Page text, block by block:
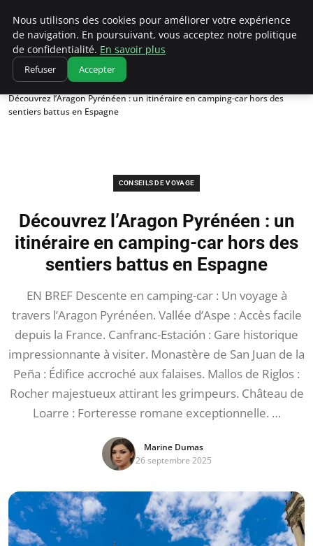
Correze Co
Accueil
Conseils de voyage
Découvrez l’Aragon Pyrénéen : un itinéraire en camping-car hors des
sentiers battus en Espagne
CONSEILS DE VOYAGE
Découvrez l’Aragon Pyrénéen : un
itinéraire en camping-car hors des
sentiers battus en Espagne
EN BREF Descente en camping-car : Un voyage à
travers l’Aragon Pyrénéen. Vallée d’Aspe : Accès facile
depuis la France. Canfranc-Estación : Gare historique
impressionnante à visiter. Monastère de San Juan de la
Peña : Édifice accroché aux falaises. Mallos de Riglos :
Rocher majestueux attirant les grimpeurs. Château de
Loarre : Forteresse romane exceptionnelle. …
Marine Dumas
26 septembre 2025
Nous utilisons des cookies pour améliorer votre expérience
de navigation. En poursuivant, vous acceptez notre politique
de confidentialité. En savoir plus
Refuser Accepter